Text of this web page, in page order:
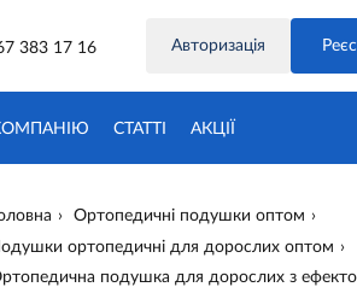
383 17 16 Авторизація
СТАТТІ АКЦIЇ
Ортопедичні подушки оптом
ортопедичні для дорослих оптом
подушка для дорослих з